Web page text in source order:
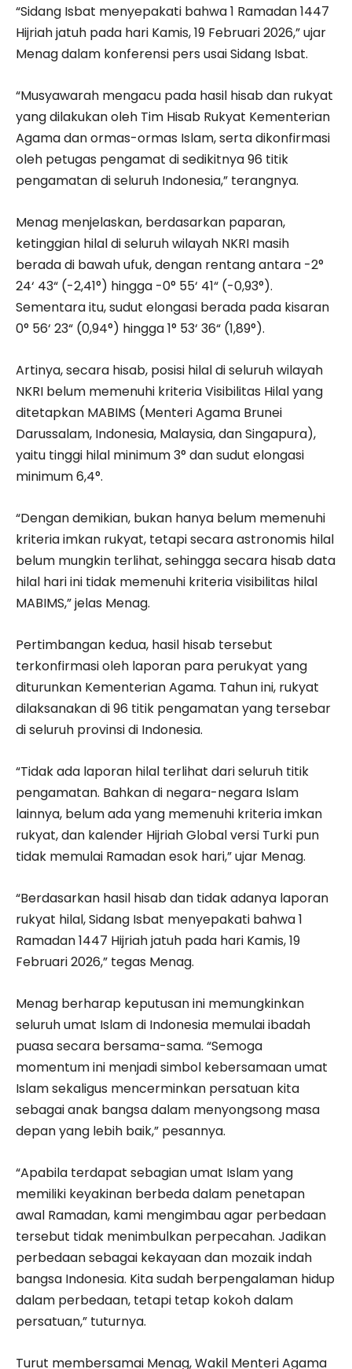
“Sidang Isbat menyepakati bahwa 1 Ramadan 1447
Hijriah jatuh pada hari Kamis, 19 Februari 2026,” ujar
Menag dalam konferensi pers usai Sidang Isbat.
“Musyawarah mengacu pada hasil hisab dan rukyat
yang dilakukan oleh Tim Hisab Rukyat Kementerian
Agama dan ormas-ormas Islam, serta dikonfirmasi
oleh petugas pengamat di sedikitnya 96 titik
pengamatan di seluruh Indonesia,” terangnya.
Menag menjelaskan, berdasarkan paparan,
ketinggian hilal di seluruh wilayah NKRI masih
berada di bawah ufuk, dengan rentang antara -2°
24‘ 43“ (-2,41°) hingga -0° 55‘ 41“ (-0,93°).
Sementara itu, sudut elongasi berada pada kisaran
0° 56‘ 23“ (0,94°) hingga 1° 53‘ 36“ (1,89°).
Artinya, secara hisab, posisi hilal di seluruh wilayah
NKRI belum memenuhi kriteria Visibilitas Hilal yang
ditetapkan MABIMS (Menteri Agama Brunei
Darussalam, Indonesia, Malaysia, dan Singapura),
yaitu tinggi hilal minimum 3° dan sudut elongasi
minimum 6,4°.
“Dengan demikian, bukan hanya belum memenuhi
kriteria imkan rukyat, tetapi secara astronomis hilal
belum mungkin terlihat, sehingga secara hisab data
hilal hari ini tidak memenuhi kriteria visibilitas hilal
MABIMS,” jelas Menag.
Pertimbangan kedua, hasil hisab tersebut
terkonfirmasi oleh laporan para perukyat yang
diturunkan Kementerian Agama. Tahun ini, rukyat
dilaksanakan di 96 titik pengamatan yang tersebar
di seluruh provinsi di Indonesia.
“Tidak ada laporan hilal terlihat dari seluruh titik
pengamatan. Bahkan di negara-negara Islam
lainnya, belum ada yang memenuhi kriteria imkan
rukyat, dan kalender Hijriah Global versi Turki pun
tidak memulai Ramadan esok hari,” ujar Menag.
“Berdasarkan hasil hisab dan tidak adanya laporan
rukyat hilal, Sidang Isbat menyepakati bahwa 1
Ramadan 1447 Hijriah jatuh pada hari Kamis, 19
Februari 2026,” tegas Menag.
Menag berharap keputusan ini memungkinkan
seluruh umat Islam di Indonesia memulai ibadah
puasa secara bersama-sama. “Semoga
momentum ini menjadi simbol kebersamaan umat
Islam sekaligus mencerminkan persatuan kita
sebagai anak bangsa dalam menyongsong masa
depan yang lebih baik,” pesannya.
“Apabila terdapat sebagian umat Islam yang
memiliki keyakinan berbeda dalam penetapan
awal Ramadan, kami mengimbau agar perbedaan
tersebut tidak menimbulkan perpecahan. Jadikan
perbedaan sebagai kekayaan dan mozaik indah
bangsa Indonesia. Kita sudah berpengalaman hidup
dalam perbedaan, tetapi tetap kokoh dalam
persatuan,” tuturnya.
Turut membersamai Menag, Wakil Menteri Agama